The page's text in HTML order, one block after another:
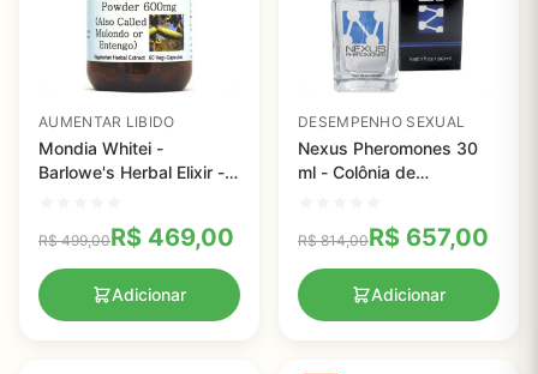
AUMENTAR LIBIDO
Mondia Whitei -
Barlowe's Herbal Elixir -
R$499,00R$ 469,00
Adicionar
DESEMPENHO SEXUAL
Nexus Pheromones 30
ml - Colônia de
instantaneamente - Para
homens
R$814,00R$ 657,00
Adicionar